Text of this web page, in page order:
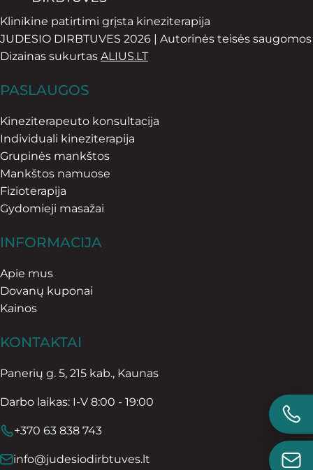
Klinikine patirtimi grįsta kineziterapija
JUDESIO DIRBTUVES 2026 | Autorinės teisės saugomos
Dizainas sukurtas ALIUS.LT
PASLAUGOS
Kineziterapeuto konsultacija
Individuali kineziterapija
Grupinės mankštos
Mankštos namuose
Fizioterapija
Gydomieji masažai
INFORMACIJA
Apie mus
Dovanų kuponai
Kainos
KONTAKTAI
Panerių g. 5, 215 kab., Kaunas
Darbo laikas: I-V 8:00 - 19:00
+370 63 838 743
info@judesiodirbtuves.lt